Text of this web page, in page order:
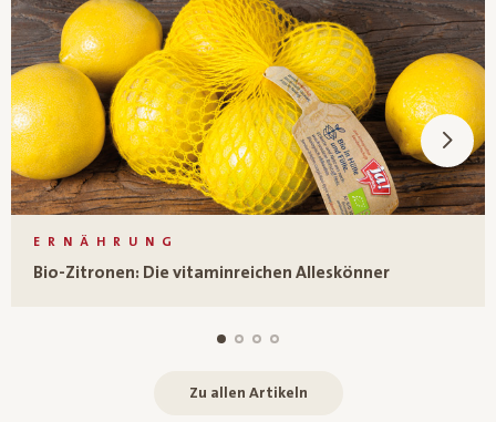
ERNÄHRUNG
Bio-Zitronen: Die vitaminreichen Alleskönner
Zu allen Artikeln